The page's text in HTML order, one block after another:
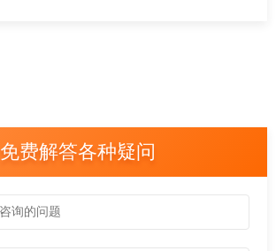
免费解答各种疑问